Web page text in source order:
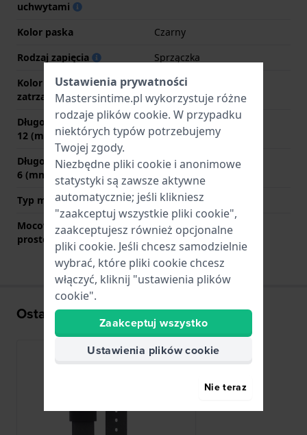
uchwytami
Kolor paska
Czarny
Rodzaj zapięcia
Sprzączka
Kolor zapięcia
zatrzaskowego
Czarny
Długość paska na godzinie
12 (mm)
80 mm
Długość paska na godzinie
6 (mm)
110 mm
Typ mocowania
Stalowe sworznie
Mocowanie za pomocą
prostego bolca
Nie
Ostatnio oglądane
Ustawienia prywatności
Mastersintime.pl wykorzystuje różne
rodzaje plików cookie. W przypadku
niektórych typów potrzebujemy
Twojej zgody.
Niezbędne pliki cookie i anonimowe
statystyki są zawsze aktywne
automatycznie; jeśli klikniesz
"zaakceptuj wszystkie pliki cookie",
zaakceptujesz również opcjonalne
pliki cookie. Jeśli chcesz samodzielnie
wybrać, które pliki cookie chcesz
włączyć, kliknij "ustawienia plików
cookie".
Zaakceptuj wszystko
Ustawienia plików cookie
Nie teraz